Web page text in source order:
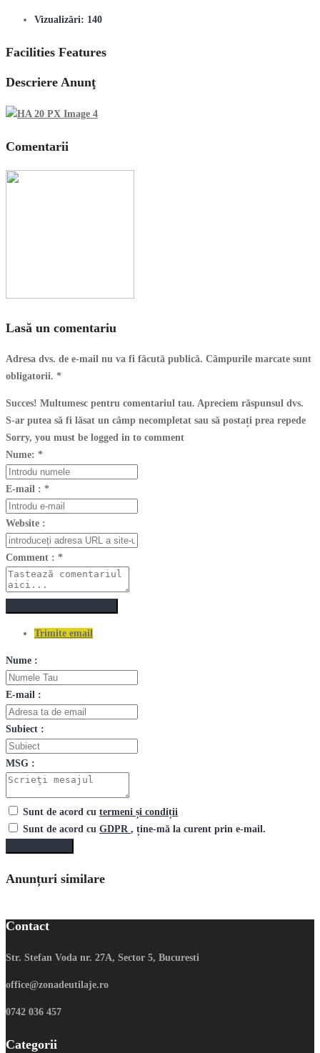
Vizualizări: 140
Facilities Features
Descriere Anunţ
Comentarii
Lasă un comentariu
Adresa dvs. de e-mail nu va fi făcută publică. Câmpurile marcate sunt
obligatorii. *
Succes! Multumesc pentru comentariul tau. Apreciem răspunsul dvs.
S-ar putea să fi lăsat un câmp necompletat sau să postați prea repede
Sorry, you must be logged in to comment
Nume: *
E-mail : *
Website :
Comment : *
Trimite email
Nume :
E-mail :
Subiect :
MSG :
Sunt de acord cu termeni și condiții
Sunt de acord cu GDPR , ține-mă la curent prin e-mail.
Anunțuri similare
Contact
Str. Stefan Voda nr. 27A, Sector 5, Bucuresti
office@zonadeutilaje.ro
0742 036 457
Categorii